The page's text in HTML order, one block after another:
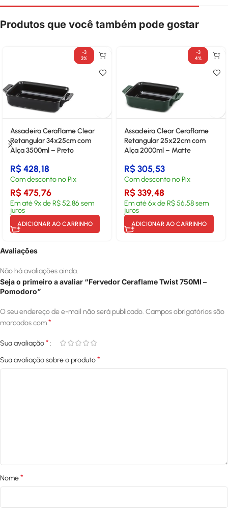
Produtos que você também pode gostar
-3
3%
Assadeira Ceraflame Clear
Retangular 34x25cm com
Alça 3500ml – Preto
R$428,18
Com desconto no Pix
R$475,76
Em até9x deR$52,86 sem
juros
ADICIONAR AO CARRINHO
-3
4%
Assadeira Clear Ceraflame
Retangular 25x22cm com
Alça 2000ml – Matte
R$305,53
Com desconto no Pix
R$339,48
Em até6x deR$56,58sem
juros
ADICIONAR AO CARRINHO
Avaliações
Não há avaliações ainda.
Seja o primeiro a avaliar “Fervedor Ceraflame Twist 750Ml –
Pomodoro”
O seu endereço de e-mail não será publicado. Campos obrigatórios são
marcados com*
Sua avaliação*
Sua avaliação sobre o produto*
Nome*